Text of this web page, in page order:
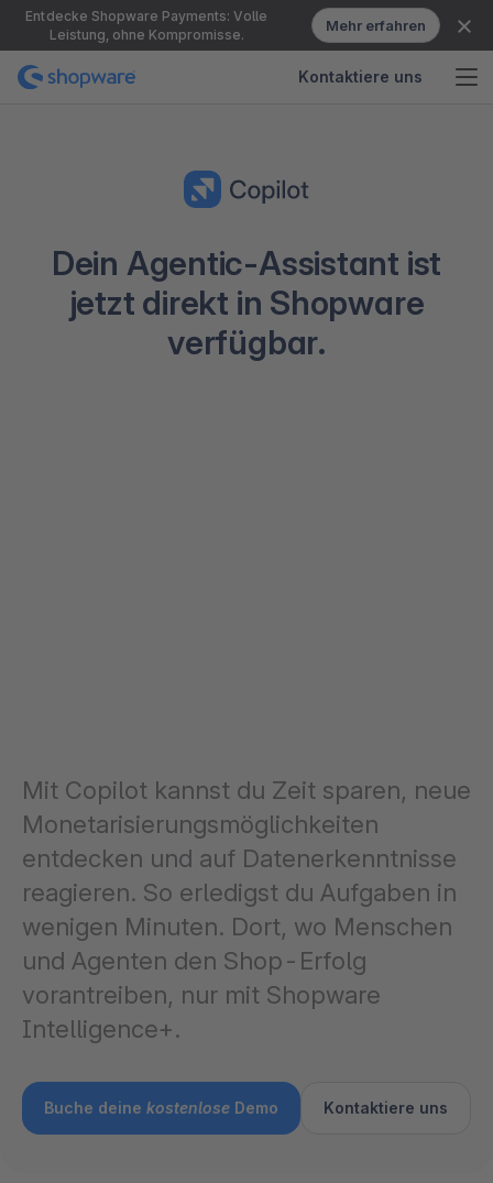
Entdecke Shopware Payments: Volle
Leistung, ohne Kompromisse.
Mehr erfahren
Kontaktiere uns
Dein Agentic-Assistant ist
jetzt direkt in Shopware
verfügbar.
Mit Copilot kannst du Zeit sparen, neue
Monetarisierungsmöglichkeiten
entdecken und auf Datenerkenntnisse
reagieren. So erledigst du Aufgaben in
wenigen Minuten. Dort, wo Menschen
und Agenten den Shop-Erfolg
vorantreiben, nur mit Shopware
Intelligence+.
Buche deine kostenlose Demo Kontaktiere uns